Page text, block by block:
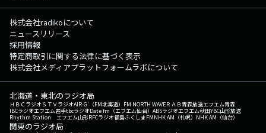
株式会社radikoについて
ニュースリリース
採用情報
特定商取引に関する法律に基づく表示
株式会社メディアプラットフォームラボについて
北海道・東北のラジオ局
ＨＢＣラジオＳＴＶラジオAIR-G'（FM北海道） FM NORTH WAVEＲＡＢ青森放送エフエム青森
IBCラジオエフエム岩手tbcラジオDate fm（エフエム仙台） ABSラジオエフエム秋田YBC山形放送
Rhythm Station エフエム山形RFCラジオ福島ふくしまFMNHK AM（札幌） NHK AM（仙台）
関東のラジオ局